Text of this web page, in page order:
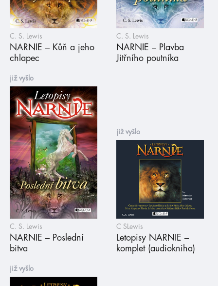
C. S. Lewis
NARNIE – Kůň a jeho
chlapec
C. S. Lewis
NARNIE – Plavba
Jitřního poutníka
již vyšlo
C. S. Lewis
NARNIE – Poslední
bitva
již vyšlo
C SLewis
Letopisy NARNIE –
komplet (audiokniha)
již vyšlo